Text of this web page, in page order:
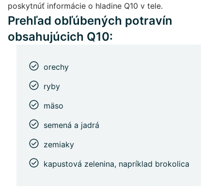
poskytnúť informácie o hladine Q10 v tele.
Prehľad obľúbených potravín
obsahujúcich Q10:
orechy
ryby
mäso
semená a jadrá
zemiaky
kapustová zelenina, napríklad brokolica